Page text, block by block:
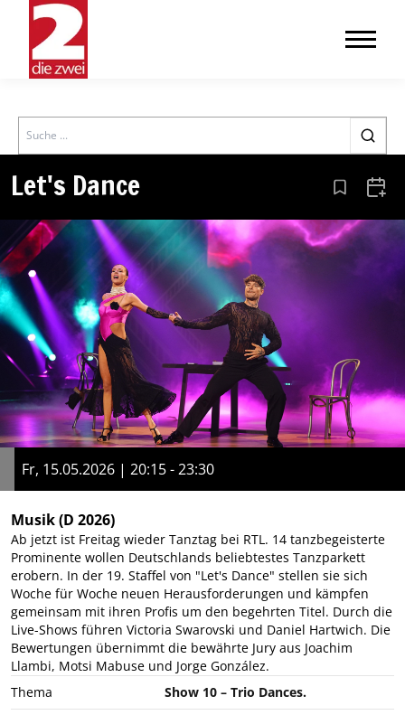
Search
Let's Dance Aus den
Fr, 15.05.2026 | 20:15 - 23:30
Musik(D 2026)
Ab jetzt ist Freitag wieder Tanztag bei RTL. 14 tanzbegeisterte
Prominente wollen Deutschlands beliebtestes Tanzparkett
erobern. In der 19. Staffel von "Let's Dance" stellen sie sich
Woche für Woche neuen Herausforderungen und kämpfen
gemeinsam mit ihren Profis um den begehrten Titel. Durch die
Live-Shows führen Victoria Swarovski und Daniel Hartwich. Die
Bewertungen übernimmt die bewährte Jury aus Joachim
Llambi, Motsi Mabuse und Jorge González.
Thema
Show 10 – Trio Dances.